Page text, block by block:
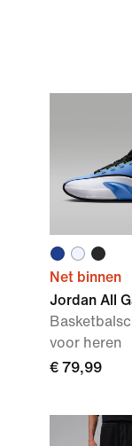
Net binnen
Jordan All
voor heren
€ 79,99